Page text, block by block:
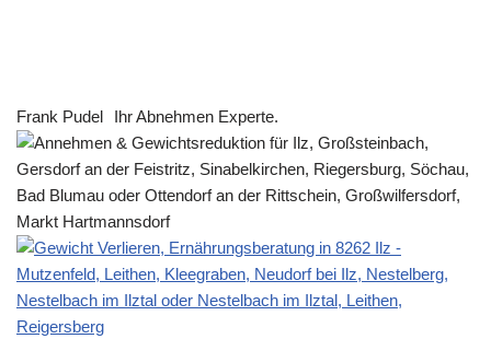
Frank Pudel Ihr Abnehmen Experte.